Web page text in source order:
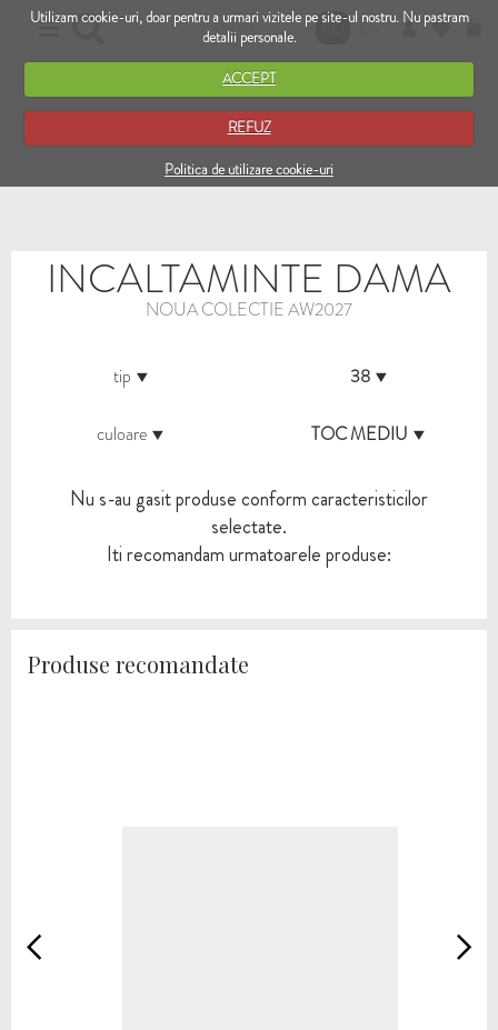
Utilizam cookie-uri, doar pentru a urmari vizitele pe site-ul nostru. Nu pastram
detalii personale.
ACCEPT
REFUZ
Politica de utilizare cookie-uri
RO EN
INCALTAMINTE DAMA
NOUA COLECTIE AW2027
tip 38
culoare TOC MEDIU
Nu s-au gasit produse conform caracteristicilor
selectate.
Iti recomandam urmatoarele produse:
Produse recomandate